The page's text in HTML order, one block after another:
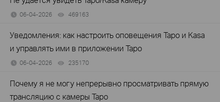
06-04-2026 469163
Уведомления: как настроить оповещения Tapo и Kasa
и управлять ими в приложении Tapo
06-04-2026 235170
Почему я не могу непрерывно просматривать прямую
трансляцию с камеры Tapo